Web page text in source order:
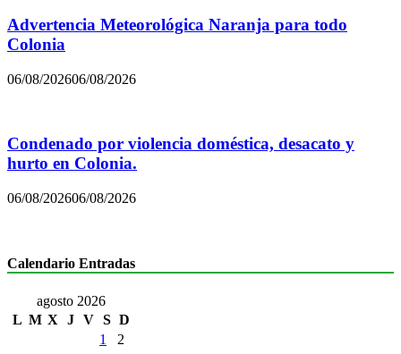
Advertencia Meteorológica Naranja para todo
Colonia
06/08/202606/08/2026
Condenado por violencia doméstica, desacato y
hurto en Colonia.
06/08/202606/08/2026
Calendario Entradas
agosto 2026
L M X J V S D
1
2